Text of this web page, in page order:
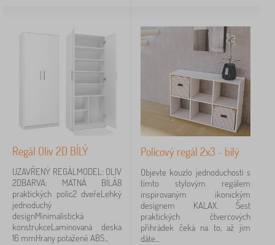
Regál Oliv 2D BÍLÝ
UZAVŘENÝ REGÁLMODEL: OLIV
2DBARVA: MATNÁ BÍLÁ8
praktických polic2 dveřeLehký
jednoduchý
designMinimalistická
konstrukceLaminovaná deska
16 mmHrany potažené ABS...
Policový regál 2x3 - bílý
Objevte kouzlo jednoduchosti s
tímto stylovým regálem
inspirovaným ikonickým
designem KALAX. Šest
praktických čtvercových
přihrádek čeká na to, až jim
dáte...